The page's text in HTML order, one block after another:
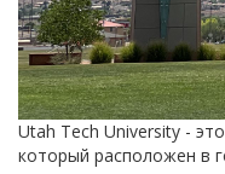
Utah Tech University -
который расположен в